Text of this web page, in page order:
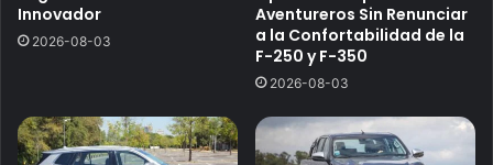
Innovador
2026-08-03
Aventureros Sin Renunciar
a la Confortabilidad de la
F-250 y F-350
2026-08-03